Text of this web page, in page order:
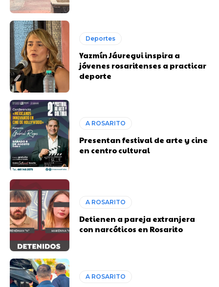
Deportes
Yazmín Jáuregui inspira a
jóvenes rosaritenses a practicar
deporte
A ROSARITO
Presentan festival de arte y cine
en centro cultural
A ROSARITO
Detienen a pareja extranjera
con narcóticos en Rosarito
A ROSARITO